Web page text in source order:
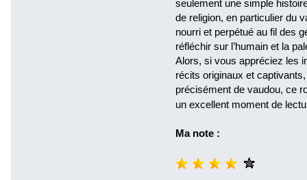
seulement une simple
de religion, en particulier du
nourri et perpétué au fil des
réfléchir sur l’humain et la
Alors, si vous appréciez les
récits originaux et
précisément de vaudou, ce
un excellent moment de
Ma note :